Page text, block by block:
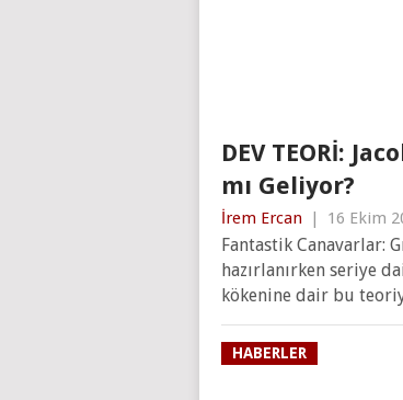
DEV TEORİ:
mı Geliyor?
İrem Ercan | 16 Ekim
Fantastik Canavarlar:
hazırlanırken seriye
kökenine dair bu
HABERLER